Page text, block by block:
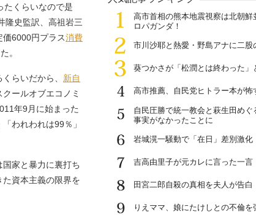
くらいなので是
隆史監訳、高祖岩三
6000円プラス消費
。
らいだから、 新自
ールオブエコノミ
年9月に始まった
われわれは99％」
家と暴力に裏打ち
資本主義の限界を
1
高市首相の熊本地震視察は北朝鮮
ロパガンダ！
2
市川沙耶と熱愛・野島アナに二股
3
葵つかさが「松潤とは終わった」
4
高市推薦、自民党ヒトラー本が怖
5
自民圧勝で統一教会と萩生田めぐ
事実がなかったことに
6
岩城滉一騒動で「在日」差別激化
7
吉高由里子が元カレに言った一言
8
田宮二郎自殺の真相を夫人が告白
9
りえママ、娘にたけしとの不倫を